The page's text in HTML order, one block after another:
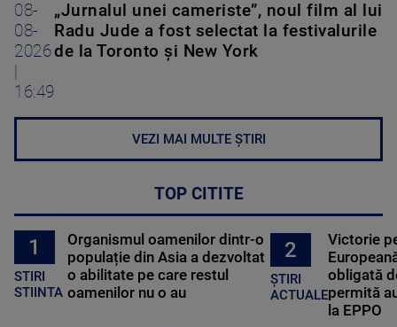
08-
08-
2026
16:49
„Jurnalul unei cameriste”, noul film al lui
Radu Jude a fost selectat la festivalurile
de la Toronto și New York
VEZI MAI MULTE ȘTIRI
TOP CITITE
1
STIRI
STIINTA
Organismul oamenilor dintr-o
populație din Asia a dezvoltat
o abilitate pe care restul
oamenilor nu o au
2
ȘTIRI
ACTUALE
Victorie
obligată
permită
la EPPO